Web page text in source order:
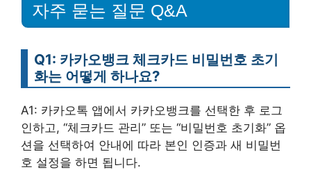
자주 묻는 질문 Q&A
Q1: 카카오뱅크 체크카드 비밀번호 초기
화는 어떻게 하나요?
A1: 카카오톡 앱에서 카카오뱅크를 선택한 후 로그
인하고, “체크카드 관리” 또는 “비밀번호 초기화” 옵
션을 선택하여 안내에 따라 본인 인증과 새 비밀번
호 설정을 하면 됩니다.